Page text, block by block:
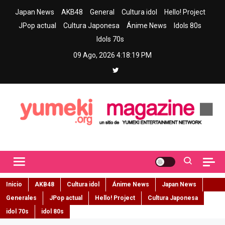
Japan News AKB48 General Cultura idol
Hello! Project
JPop actual
Cultura Japonesa Ánime News
Idols 80s
Idols 70s
09 Ago, 2026 4:18:20 PM
Inicio AKB48 Cultura idol Ánime News
Japan News
Generales
JPop actual Hello! Project
Cultura Japonesa
idol 70s
idol 80s